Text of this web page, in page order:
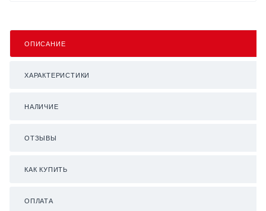
ОПИСАНИЕ
ХАРАКТЕРИСТИКИ
НАЛИЧИЕ
ОТЗЫВЫ
КАК КУПИТЬ
ОПЛАТА